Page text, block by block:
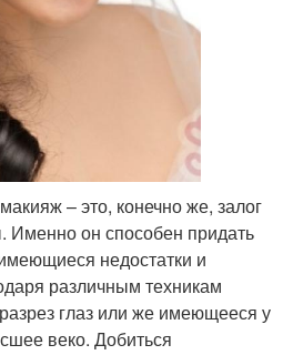
– это, конечно же, залог
он способен придать
недостатки и
различным техникам
глаз или же имеющееся у
веко. Добиться